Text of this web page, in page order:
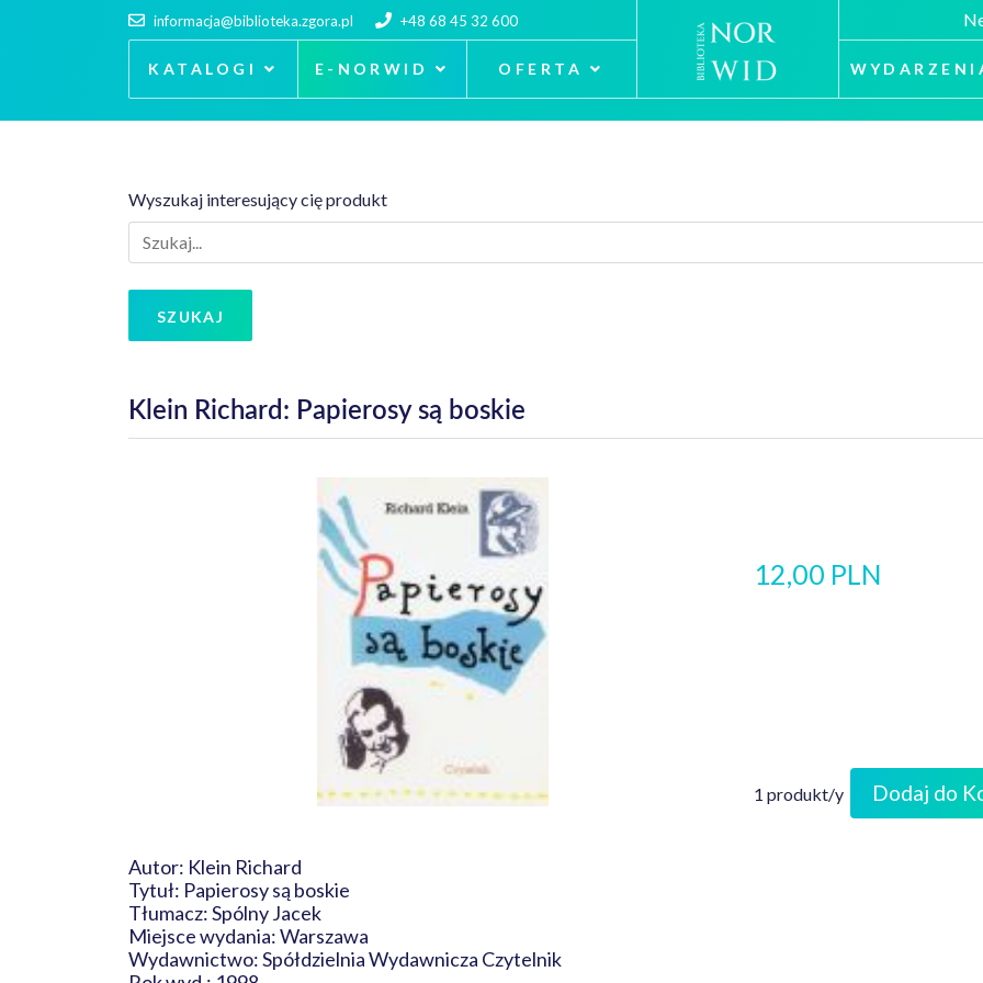
informacja@biblioteka.zgora.pl +48 68 45 32 600
KATALOGI E-NORWID OFERTA
Wyszukaj interesujący cię produkt
SZUKAJ
Klein Richard: Papierosy są boskie
12,00 PLN
1 produkt/y Dodaj do
Autor: Klein Richard
Tytuł: Papierosy są boskie
Tłumacz: Spólny Jacek
Miejsce wydania: Warszawa
Wydawnictwo: Spółdzielnia Wydawnicza Czytelnik